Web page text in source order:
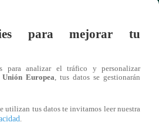
para mejorar tu
para analizar el tráfico y personalizar
Unión Europea, tus datos se gestionarán
utilizan tus datos te invitamos leer nuestra
.